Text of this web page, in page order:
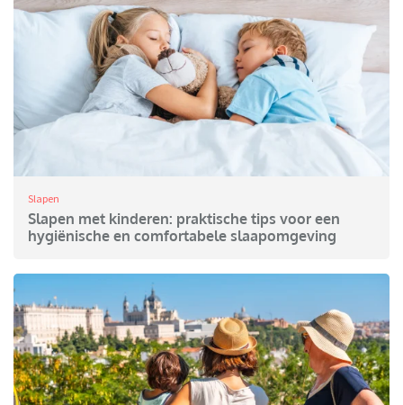
Slapen
Slapen met kinderen: praktische tips voor een
hygiënische en comfortabele slaapomgeving